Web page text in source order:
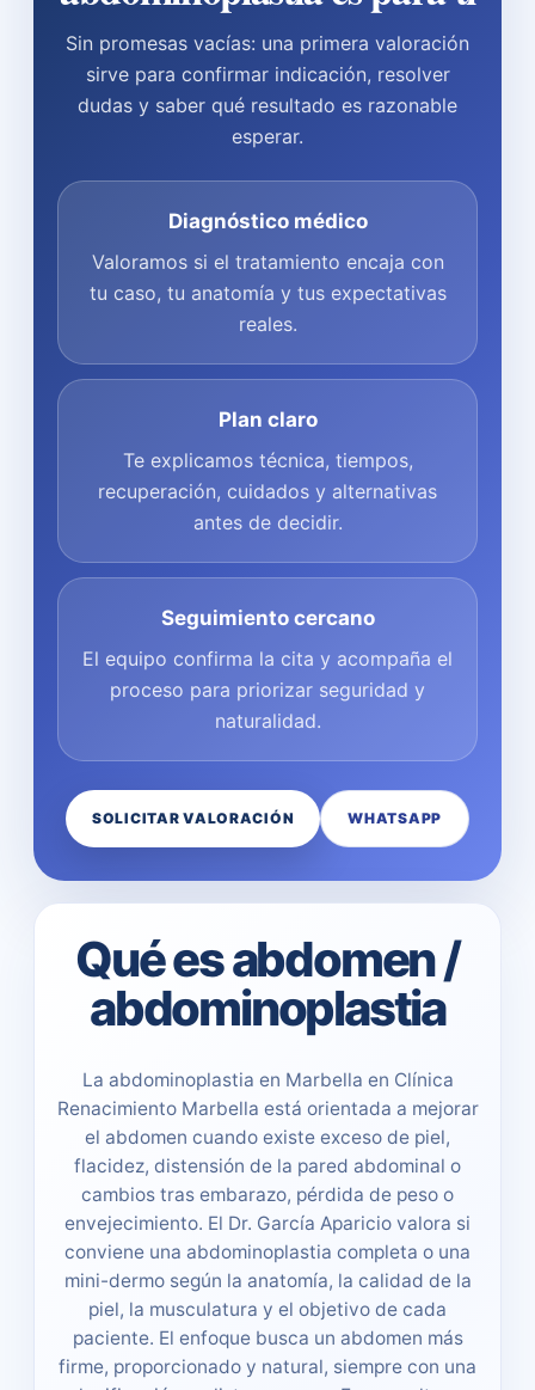
Sin promesas vacías: una primera valoración
sirve para confirmar indicación, resolver
dudas y saber qué resultado es razonable
esperar.
Diagnóstico médico
Valoramos si el tratamiento encaja con
tu caso, tu anatomía y tus expectativas
reales.
Plan claro
Te explicamos técnica, tiempos,
recuperación, cuidados y alternativas
antes de decidir.
Seguimiento cercano
El equipo confirma la cita y acompaña el
proceso para priorizar seguridad y
naturalidad.
SOLICITAR VALORACIÓN WHATSAPP
Qué es abdomen /
abdominoplastia
La abdominoplastia en Marbella en Clínica
Renacimiento Marbella está orientada a mejorar
el abdomen cuando existe exceso de piel,
flacidez, distensión de la pared abdominal o
cambios tras embarazo, pérdida de peso o
envejecimiento. El Dr. García Aparicio valora si
conviene una abdominoplastia completa o una
mini-dermo según la anatomía, la calidad de la
piel, la musculatura y el objetivo de cada
paciente. El enfoque busca un abdomen más
firme, proporcionado y natural, siempre con una